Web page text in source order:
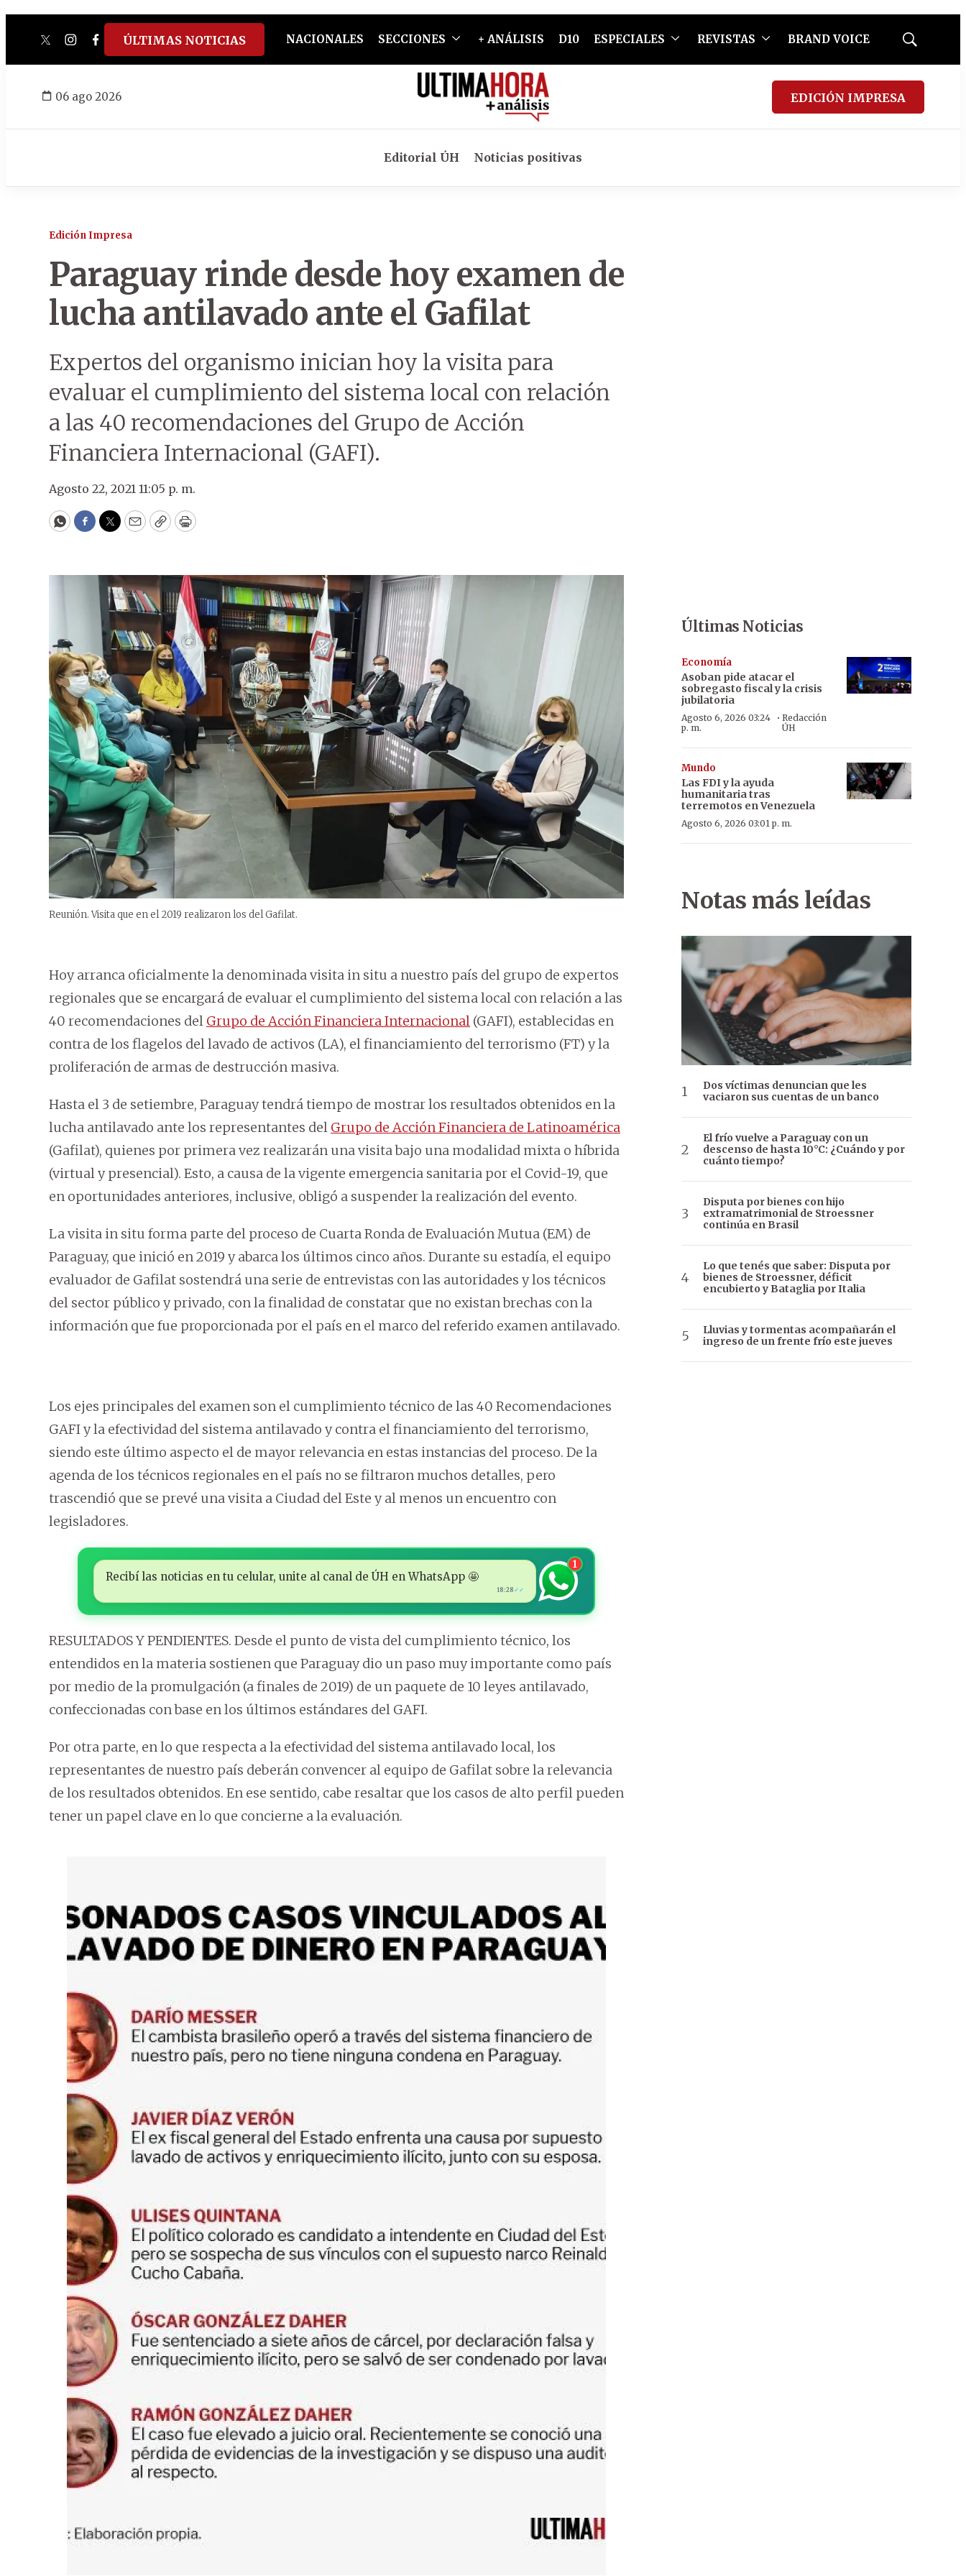
twitterinstagram
facebook
tiktokyoutube
spotify
ÚLTIMAS NOTICIAS NACIONALES SECCIONES + ANÁLISIS D10 ESPECIALES REVISTAS BRAND VOICE
Mostrar
06 ago 2026 EDICIÓN IMPRESA
Editorial ÚH Noticias positivas
Edición Impresa
Paraguay rinde desde hoy examen de
lucha antilavado ante el Gafilat
Expertos del organismo inician hoy la visita para
evaluar el cumplimiento del sistema local con relación
a las 40 recomendaciones del Grupo de Acción
Financiera Internacional (GAFI).
Agosto 22, 2021 11:05 p. m.
WhatsApp
Facebook
Twitter
EmailCopyPrint
Reunión. Visita que en el 2019 realizaron los del Gafilat.
Hoy arranca oficialmente la denominada visita in situ a nuestro país del grupo de expertos
regionales que se encargará de evaluar el cumplimiento del sistema local con relación a las
40 recomendaciones del Grupo de Acción Financiera Internacional (GAFI), establecidas en
contra de los flagelos del lavado de activos (LA), el financiamiento del terrorismo (FT) y la
proliferación de armas de destrucción masiva.
Hasta el 3 de setiembre, Paraguay tendrá tiempo de mostrar los resultados obtenidos en la
lucha antilavado ante los representantes del Grupo de Acción Financiera de Latinoamérica
(Gafilat), quienes por primera vez realizarán una visita bajo una modalidad mixta o híbrida
(virtual y presencial). Esto, a causa de la vigente emergencia sanitaria por el Covid-19, que
en oportunidades anteriores, inclusive, obligó a suspender la realización del evento.
La visita in situ forma parte del proceso de Cuarta Ronda de Evaluación Mutua (EM) de
Paraguay, que inició en 2019 y abarca los últimos cinco años. Durante su estadía, el equipo
evaluador de Gafilat sostendrá una serie de entrevistas con las autoridades y los técnicos
del sector público y privado, con la finalidad de constatar que no existan brechas con la
información que fue proporcionada por el país en el marco del referido examen antilavado.
Los ejes principales del examen son el cumplimiento técnico de las 40 Recomendaciones
GAFI y la efectividad del sistema antilavado y contra el financiamiento del terrorismo,
siendo este último aspecto el de mayor relevancia en estas instancias del proceso. De la
agenda de los técnicos regionales en el país no se filtraron muchos detalles, pero
trascendió que se prevé una visita a Ciudad del Este y al menos un encuentro con
legisladores.
Recibí las noticias en tu celular, unite al canal de ÚH en WhatsApp 🤩
18:28 ✓✓
1
RESULTADOS Y PENDIENTES. Desde el punto de vista del cumplimiento técnico, los
entendidos en la materia sostienen que Paraguay dio un paso muy importante como país
por medio de la promulgación (a finales de 2019) de un paquete de 10 leyes antilavado,
confeccionadas con base en los últimos estándares del GAFI.
Por otra parte, en lo que respecta a la efectividad del sistema antilavado local, los
representantes de nuestro país deberán convencer al equipo de Gafilat sobre la relevancia
de los resultados obtenidos. En ese sentido, cabe resaltar que los casos de alto perfil pueden
tener un papel clave en lo que concierne a la evaluación.
Últimas Noticias
Economía
Asoban pide atacar el
sobregasto fiscal y la crisis
jubilatoria
Agosto 6, 2026 03:24
p. m.
· Redacción
ÚH
Mundo
Las FDI y la ayuda
humanitaria tras
terremotos en Venezuela
Agosto 6, 2026 03:01 p. m.
Notas más leídas
Dos víctimas denuncian que les
vaciaron sus cuentas de un banco
El frío vuelve a Paraguay con un
descenso de hasta 10°C: ¿Cuándo y por
cuánto tiempo?
Disputa por bienes con hijo
extramatrimonial de Stroessner
continúa en Brasil
Lo que tenés que saber: Disputa por
bienes de Stroessner, déficit
encubierto y Bataglia por Italia
Lluvias y tormentas acompañarán el
ingreso de un frente frío este jueves